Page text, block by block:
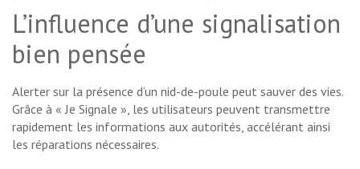
L’influence d’une signalisation
bien pensée
Alerter sur la présence d’un nid-de-poule peut sauver des vies.
Grâce à « Je Signale », les utilisateurs peuvent transmettre
rapidement les informations aux autorités, accélérant ainsi
les réparations nécessaires.